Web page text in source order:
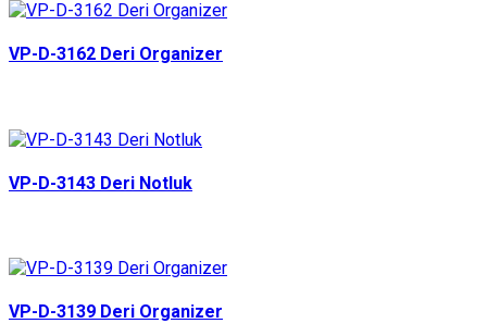
VP-D-3162 Deri Organizer
VP-D-3143 Deri Notluk
VP-D-3139 Deri Organizer